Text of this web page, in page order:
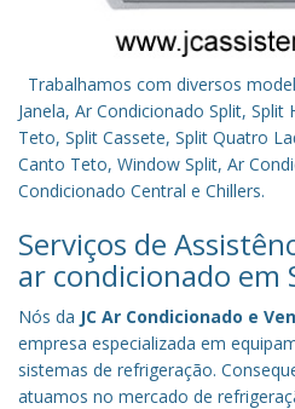
Trabalhamos com diversos
Janela, Ar Condicionado Split,
Teto, Split Cassete, Split Quatro
Canto Teto, Window Split, Ar
Condicionado Central e Chillers.
Serviços de
ar condicionado em
Nós da JC Ar Condicionado e
empresa especializada em
sistemas de refrigeração.
atuamos no mercado de